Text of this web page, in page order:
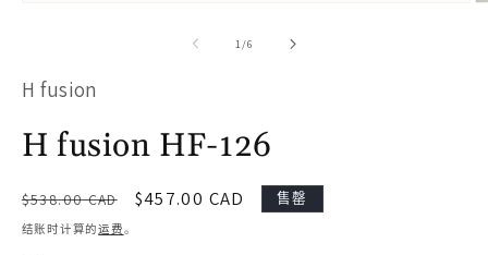
窗
口
中
打
开
1//6
H fusion
H fusion HF-126
常
规
$538.00 CAD
促
$457.00 CAD 售罄
结账时计算的运费。